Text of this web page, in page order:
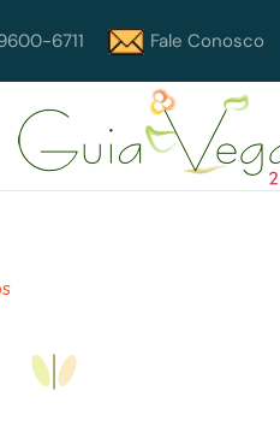
6711 Fale Conosco